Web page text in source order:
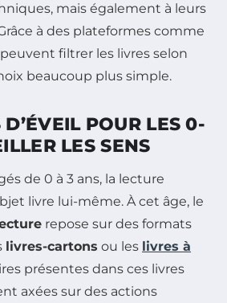
mais également à leurs
à des plateformes comme
filtrer les livres selon
beaucoup plus simple.
D’ÉVEIL POUR LES 0-
LES SENS
de 0 à 3 ans, la lecture
livre lui-même. À cet âge, le
repose sur des formats
livres-cartons ou les livres à
présentes dans ces livres
axées sur des actions